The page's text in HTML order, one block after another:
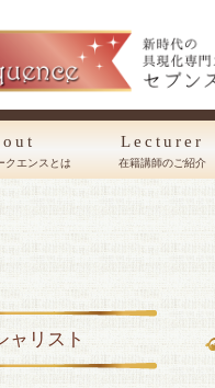
クエンスとは
Lecturer
在籍講師のご紹介
ャリスト